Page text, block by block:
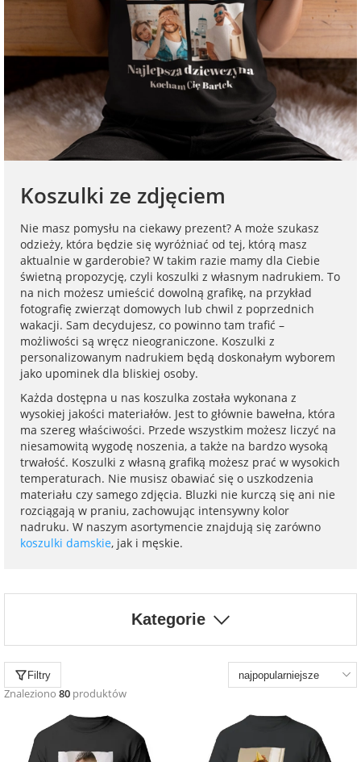
FotoKalendarze
drewniane
FotoKalendarze
magnetyczne
adwentowe
Zawieszki do
samochodu ze
zdjęciem
Personalizowane
gry ze zdjęciem
Kubki
personalizowane
Koszulki
personalizowane
Fartuchy
personalizowane
Torby
personalizowane
Poduszki ze
zdjęciem
Fotografie
Naklejki i
Bombki ze
zdjęciem
Fotoksiążki
Kupony na
walentynki
Naklejki
Listwy do plakatów
prezentowe
Woreczki z organzy
Koperty
Inne
na Dzień
Dziecka
na Dzień Ojca
na roczek
na 18 urodziny
na 30 urodziny
na 40 urodziny
na 50 urodziny
na wesele
na rocznicę
ślubu
szkoły
na zakończenie
wakacji
dla 40-latka
dla mamy
dla taty
dla babci
dla dziadka
dla dziecka
dla ucznia
dla nauczyciela
dla miłośników
kotów
dla miłośników
psów
dla chłopaka
dla dziewczyny
Koszulki ze zdjęciem
Nie masz pomysłu na ciekawy prezent? A może szukasz
odzieży, która będzie się wyróżniać od tej, którą masz
aktualnie w garderobie? W takim razie mamy dla Ciebie
świetną propozycję, czyli koszulki z własnym nadrukiem. To
na nich możesz umieścić dowolną grafikę, na przykład
fotografię zwierząt domowych lub chwil z poprzednich
wakacji. Sam decydujesz, co powinno tam trafić –
możliwości są wręcz nieograniczone. Koszulki z
personalizowanym nadrukiem będą doskonałym wyborem
jako upominek dla bliskiej osoby.
Każda dostępna u nas koszulka została wykonana z
wysokiej jakości materiałów. Jest to głównie bawełna, która
ma szereg właściwości. Przede wszystkim możesz liczyć na
niesamowitą wygodę noszenia, a także na bardzo wysoką
trwałość. Koszulki z własną grafiką możesz prać w wysokich
temperaturach. Nie musisz obawiać się o uszkodzenia
materiału czy samego zdjęcia. Bluzki nie kurczą się ani nie
rozciągają w praniu, zachowując intensywny kolor
nadruku. W naszym asortymencie znajdują się zarówno
koszulki damskie, jak i męskie.
Kategorie
Filtry
Znaleziono 80 produktów